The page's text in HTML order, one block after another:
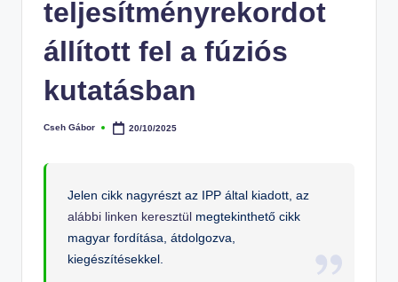
teljesítményrekordot
állított fel a fúziós
kutatásban
Posted
Cseh Gábor 20/10/2025
Jelen cikk nagyrészt az IPP által kiadott, az
alábbi linken keresztül megtekinthető cikk
magyar fordítása, átdolgozva,
kiegészítésekkel.